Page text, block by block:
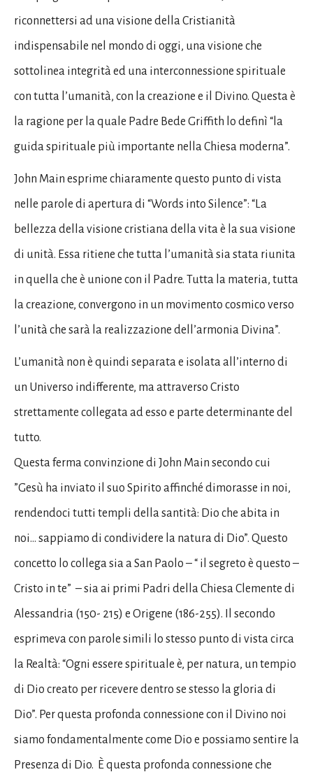
riconnettersi ad una visione della Cristianità
indispensabile nel mondo di oggi, una visione che
sottolinea integrità ed una interconnessione spirituale
con tutta l’umanità, con la creazione e il Divino. Questa è
la ragione per la quale Padre Bede Griffith lo definì “la
guida spirituale più importante nella Chiesa moderna”.
John Main esprime chiaramente questo punto di vista
nelle parole di apertura di “Words into Silence”: “La
bellezza della visione cristiana della vita è la sua visione
di unità. Essa ritiene che tutta l’umanità sia stata riunita
in quella che è unione con il Padre. Tutta la materia, tutta
la creazione, convergono in un movimento cosmico verso
l’unità che sarà la realizzazione dell’armonia Divina”.
L’umanità non è quindi separata e isolata all’interno di
un Universo indifferente, ma attraverso Cristo
strettamente collegata ad esso e parte determinante del
tutto.
Questa ferma convinzione di John Main secondo cui
”Gesù ha inviato il suo Spirito affinché dimorasse in noi,
rendendoci tutti templi della santità: Dio che abita in
noi… sappiamo di condividere la natura di Dio”. Questo
concetto lo collega sia a San Paolo – “ il segreto è questo –
Cristo in te” – sia ai primi Padri della Chiesa Clemente di
Alessandria (150- 215) e Origene (186-255). Il secondo
esprimeva con parole simili lo stesso punto di vista circa
la Realtà: “Ogni essere spirituale è, per natura, un tempio
di Dio creato per ricevere dentro se stesso la gloria di
Dio”. Per questa profonda connessione con il Divino noi
siamo fondamentalmente come Dio e possiamo sentire la
Presenza di Dio. È questa profonda connessione che